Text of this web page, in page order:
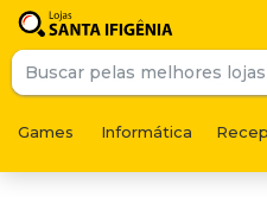
Games Informática